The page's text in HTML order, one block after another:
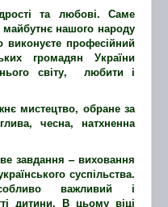
та любові. Саме
нашого народу
професійний
громадян України
світу, любити і
мистецтво, обране за
чесна, натхненна
завдання – виховання
суспільства.
важливий і
дитини. В цьому віці